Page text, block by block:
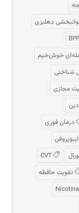
دهلیزی
خوش‌خیم
شناختی
مجازی
درمان فوری
ایبوپروفن
تقویت حافظه